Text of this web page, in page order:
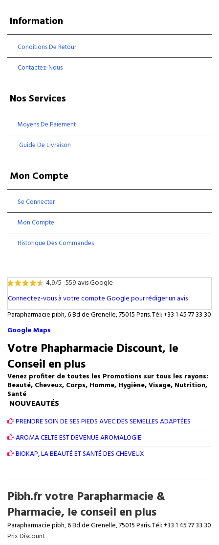
Information
Conditions De Retour
Contactez-Nous
Nos Services
Moyens De Paiement
Guide De Livraison
Mon Compte
Se Connecter
Mon Compte
Historique Des Commandes
4,9/5 559 avis Google
Connectez-vous à votre compte Google pour rédiger un avis
Parapharmacie pibh, 6 Bd de Grenelle, 75015 Paris. Tél: +33 1 45 77 33 30
Google Maps
Votre Phapharmacie Discount, le
Conseil en plus
Venez profiter de toutes les Promotions sur tous les rayons:
Beauté, Cheveux, Corps, Homme, Hygiène, Visage, Nutrition,
Santé
NOUVEAUTÉS
PRENDRE SOIN DE SES PIEDS AVEC DES SEMELLES ADAPTÉES
AROMA CELTE EST DEVENUE AROMALOGIE
BIOKAP, LA BEAUTÉ ET SANTÉ DES CHEVEUX
Pibh.fr votre Parapharmacie &
Pharmacie, le conseil en plus
Parapharmacie pibh, 6 Bd de Grenelle, 75015 Paris. Tél: +33 1 45 77 33 30
Prix Discount